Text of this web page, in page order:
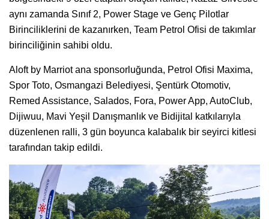
aynı zamanda Sınıf 2, Power Stage ve Genç Pilotlar
Birinciliklerini de kazanırken, Team Petrol Ofisi de takımlar
birinciliğinin sahibi oldu.
Aloft by Marriot ana sponsorluğunda, Petrol Ofisi Maxima,
Spor Toto, Osmangazi Belediyesi, Şentürk Otomotiv,
Remed Assistance, Salados, Fora, Power App, AutoClub,
Dijiwuu, Mavi Yeşil Danışmanlık ve Bidijital katkılarıyla
düzenlenen ralli, 3 gün boyunca kalabalık bir seyirci kitlesi
tarafından takip edildi.